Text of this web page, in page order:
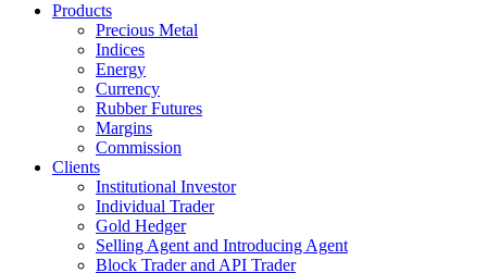
Products
Precious Metal
Indices
Energy
Currency
Rubber Futures
Margins
Commission
Clients
Institutional Investor
Individual Trader
Gold Hedger
Selling Agent and Introducing Agent
Block Trader and API Trader